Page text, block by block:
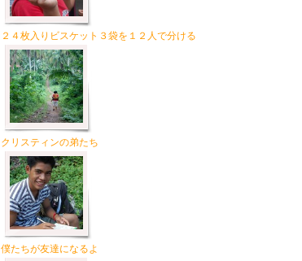
２４枚入りビスケット３袋を１２人で分ける
クリスティンの弟たち
僕たちが友達になるよ